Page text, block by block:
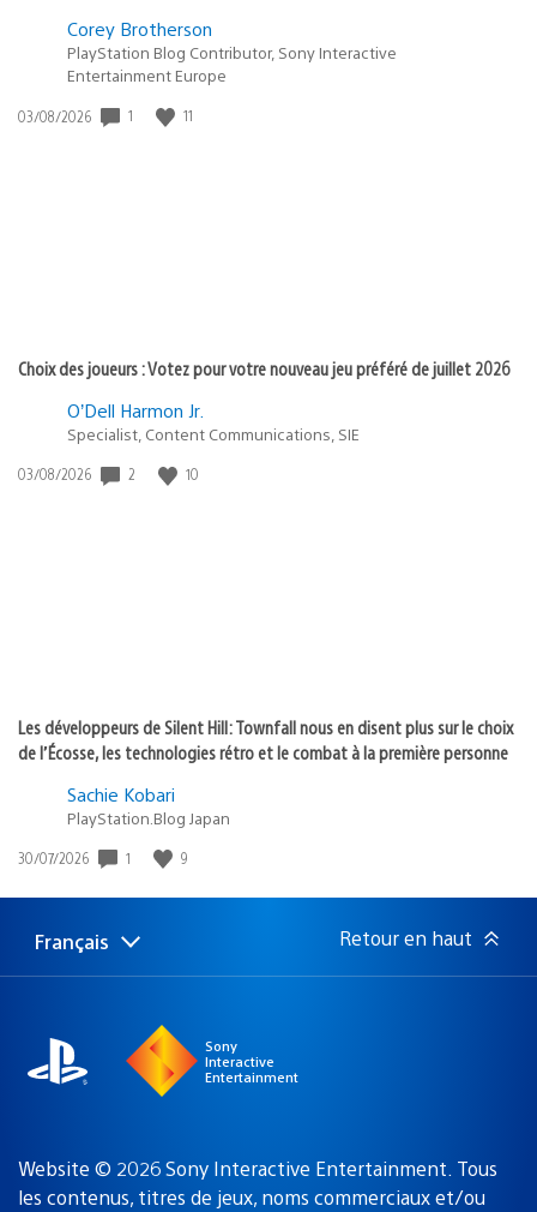
Corey Brotherson
PlayStation Blog Contributor, Sony Interactive
Entertainment Europe
Date
03/08/2026 1 11
Choix des joueurs : Votez pour votre nouveau jeu préféré de juillet 2026
O’Dell Harmon Jr.
Specialist, Content Communications, SIE
Date
03/08/2026 2 10
Les développeurs de Silent Hill: Townfall nous en disent plus sur le choix
de l’Écosse, les technologies rétro et le combat à la première personne
Sachie Kobari
PlayStation.Blog Japan
Date
publication
30/07/2026 1 9
Choisir
une
Région
actuelle
Français Retour en haut
Sony
Interactive
Entertainment
Website © 2026 Sony Interactive Entertainment. Tous
les contenus, titres de jeux, noms commerciaux et/ou